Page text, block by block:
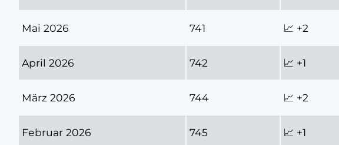
Mai 2026 741 📈 +2
April 2026 742 📈 +1
März 2026 744 📈 +2
Februar 2026 745 📈 +1